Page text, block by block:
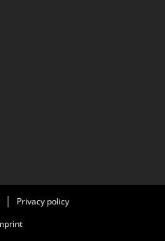
Privacy policy